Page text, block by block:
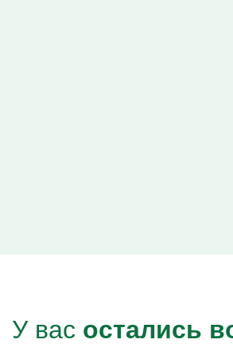
У вас остались